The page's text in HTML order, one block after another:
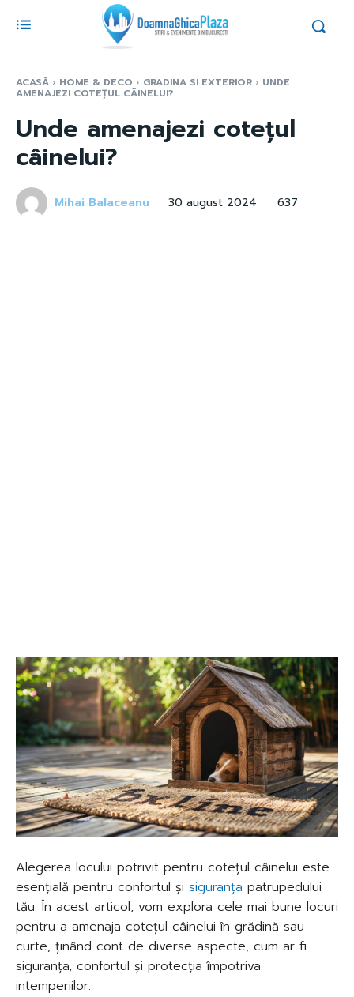
ACASĂ HOME & DECO GRADINA SI EXTERIOR UNDE
AMENAJEZI COTEȚUL CÂINELUI?
Unde amenajezi cotețul
câinelui?
Mihai Balaceanu 30 august 2024 637
Alegerea locului potrivit pentru cotețul câinelui este
esențială pentru confortul și siguranța patrupedului
tău. În acest articol, vom explora cele mai bune locuri
pentru a amenaja cotețul câinelui în grădină sau
curte, ținând cont de diverse aspecte, cum ar fi
siguranța, confortul și protecția împotriva
intemperiilor.